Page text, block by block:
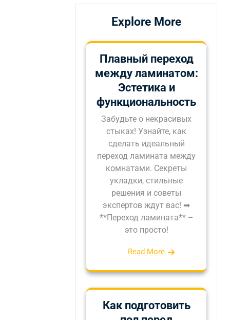
Explore More
Плавный переход
между ламинатом:
Эстетика и
функциональность
Забудьте о некрасивых
стыках! Узнайте, как
сделать идеальный
переход ламината между
комнатами. Секреты
укладки, стильные
решения и советы
экспертов ждут вас! ➡
**Переход ламината** –
это просто!
Read More
Как подготовить